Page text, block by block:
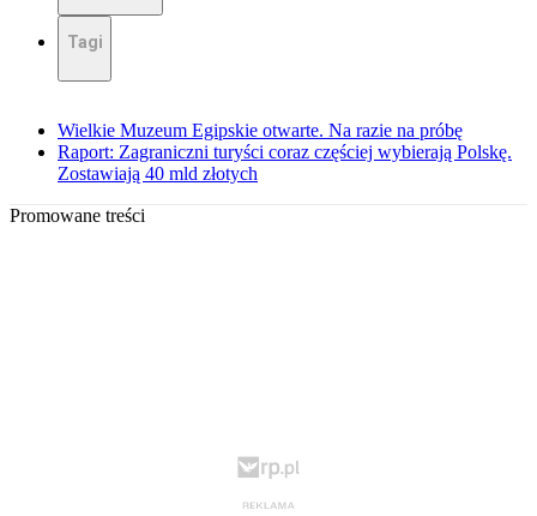
Tagi
Wielkie Muzeum Egipskie otwarte. Na razie na próbę
Raport: Zagraniczni turyści coraz częściej wybierają Polskę.
Zostawiają 40 mld złotych
Promowane treści